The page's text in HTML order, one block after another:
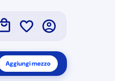
Aggiungi mezzo